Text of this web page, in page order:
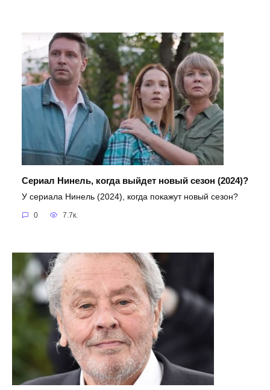
Сериал Нинель, когда выйдет новый сезон (2024)?
У сериала Нинель (2024), когда покажут новый сезон?
0 7.7к.